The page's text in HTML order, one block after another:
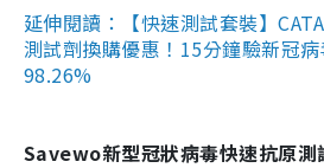
延伸閱讀：【快速測試套裝】
測試劑換購優惠！15分鐘驗新冠
98.26%
Savewo新型冠狀病毒快速抗原測